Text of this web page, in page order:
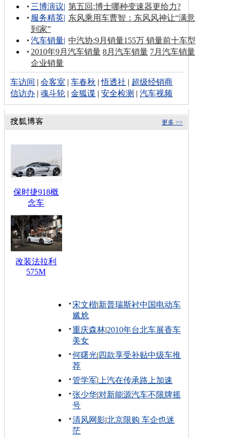
三博演议| 第五回:博士哪种变速器更给力?
服务精英| 东风乘用车曹智：东风风神让“满意
到家”
汽车销量| 中汽协:9月销量155万 销量前十车型
2010年9月汽车销量 8月汽车销量 7月汽车销量
企业销量
车访间 |会客室 |车春秋 |悟透社 | 超级经销商
信访办 |魂斗轮 |金狐谍 |安全检测 |汽车视频
更多 >>
保时捷918概
念车
改装法拉利
575M
宋文楷|新普瑞斯衬中国电动车
尴尬
重庆森林|2010年台北车展香车
美女
何曙光| 四款享受补贴中级车推
荐
管学军| 上汽在传承路上加速
张少华|对新能源汽车不限牌摇
号
清风网影|北京限购 车企也迷
茫